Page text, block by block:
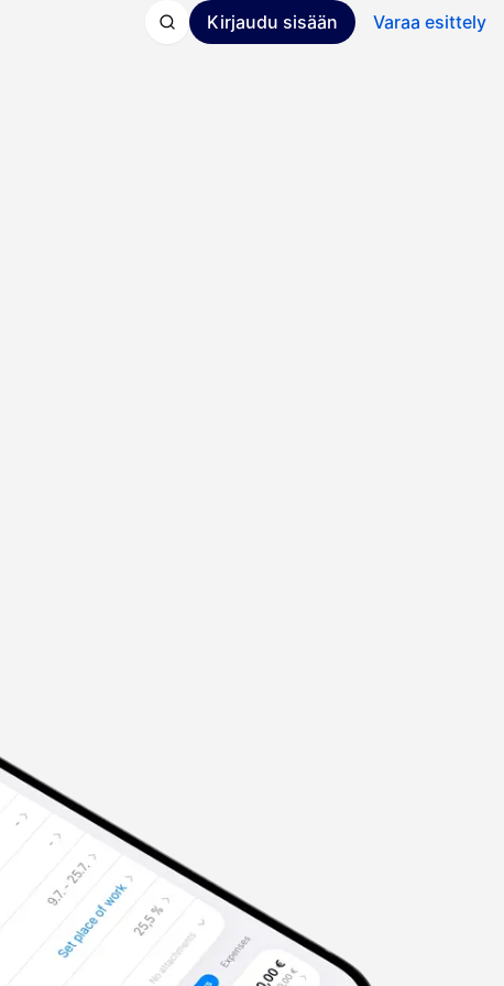
Kirjaudu sisään Varaa esittely